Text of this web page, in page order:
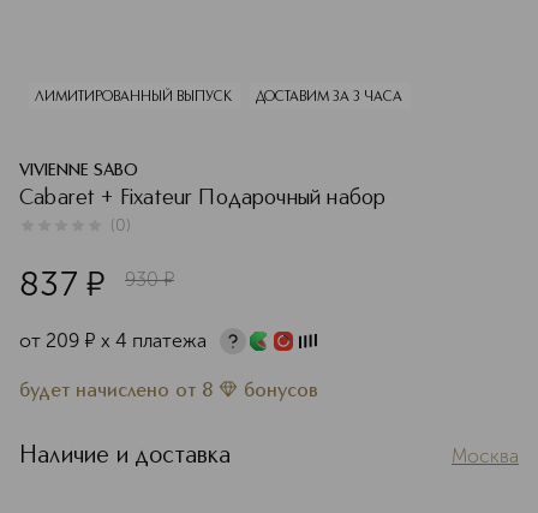
ЛИМИТИРОВАННЫЙ ВЫПУСК ДОСТАВИМ ЗА 3 ЧАСА
VIVIENNE SABO
Cabaret + Fixateur Подарочный набор
(0)
837 ¤ 930 ¤
от 209 ¤ х 4 платежа
будет начислено от 8 бонусов
Наличие и доставка Москва